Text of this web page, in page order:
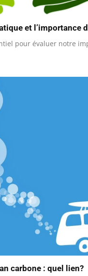
et l’importance
pour évaluer notre
carbone : quel lien?